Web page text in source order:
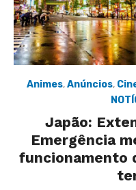
Animes,Anúncios,
Japão:
Emergência
funcionamento